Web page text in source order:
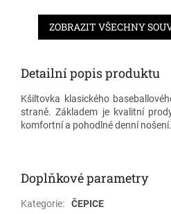
ZOBRAZIT VŠECHNY
Detailní popis produktu
Kšiltovka klasického
straně. Základem je kvalitní
komfortní a pohodlné denní nošení.
Doplňkové parametry
Kategorie:
ČEPICE